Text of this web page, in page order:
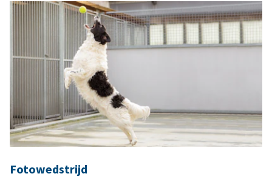
Fotowedstrijd